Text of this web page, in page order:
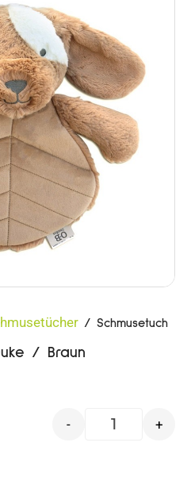
/ Schmusetuch
/ Braun
- +